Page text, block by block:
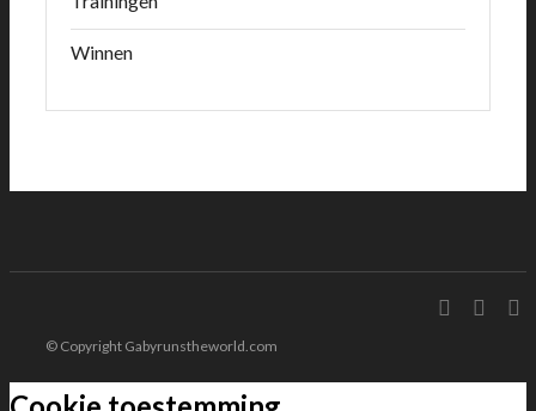
Winnen
© Copyright Gabyrunstheworld.com